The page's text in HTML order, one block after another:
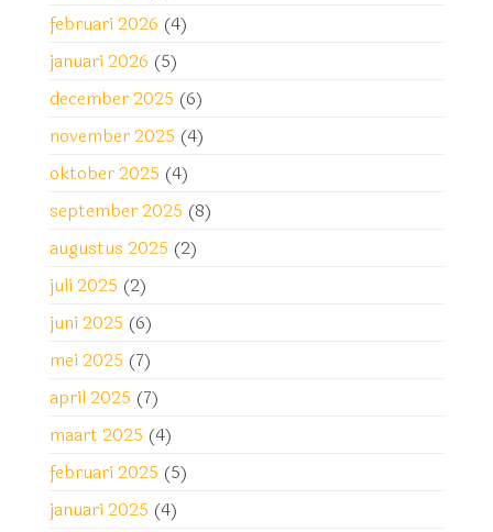
februari 2026 (4)
januari 2026 (5)
december 2025 (6)
november 2025 (4)
oktober 2025 (4)
september 2025 (8)
augustus 2025 (2)
juli 2025 (2)
juni 2025 (6)
mei 2025 (7)
april 2025 (7)
maart 2025 (4)
februari 2025 (5)
januari 2025 (4)